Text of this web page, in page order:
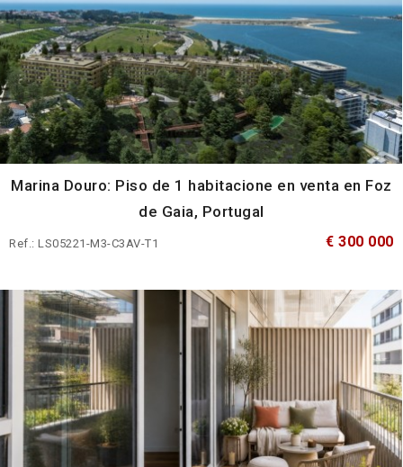
Marina Douro: Piso de 1 habitacione en venta en Foz
de Gaia, Portugal
Ref.: LS05221-M3-C3AV-T1 € 300 000